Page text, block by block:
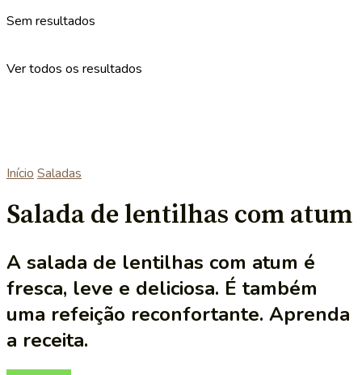
Sem resultados
Ver todos os resultados
Início Saladas
Salada de lentilhas com atum
A salada de lentilhas com atum é
fresca, leve e deliciosa. É também
uma refeição reconfortante. Aprenda
a receita.